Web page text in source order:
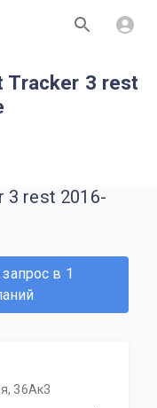
Tracker 3 rest
3 rest 2016-
в 1
36Ак3